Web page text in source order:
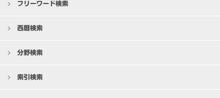
フリーワード検索
西暦検索
分野検索
索引検索